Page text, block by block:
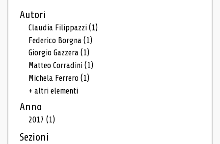
Autori
Claudia Filippazzi(1)
Federico Borgna(1)
Giorgio Gazzera(1)
Matteo Corradini(1)
Michela Ferrero(1)
+ altri elementi
Anno
2017(1)
Sezioni